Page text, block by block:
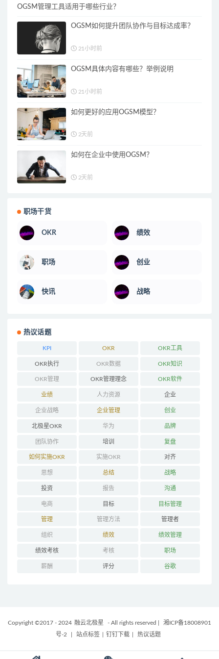
OGSM管理工具适用于哪些行业？
OGSM如何提升团队协作与目标达成率？
21小时前
OGSM具体内容有哪些？举例说明
21小时前
如何更好的应用OGSM模型？
2天前
如何在企业中使用OGSM？
2天前
职场干货
OKR 绩效
职场 创业
快讯 战略
热议话题
KPI OKR OKR工具
OKR执行 OKR数据 OKR知识
OKR管理 OKR管理理念 OKR软件
业绩 人力资源 企业
企业战略 企业管理 创业
北极星OKR 华为 品牌
团队协作 培训 复盘
如何实施OKR 实施OKR 对齐
思想 总结 战略
投资 报告 沟通
电商 目标 目标管理
管理 管理方法 管理者
组织 绩效 绩效管理
绩效考核 考核 职场
薪酬 评分 谷歌
Copyright ©2017 - 2024 融云北极星 - All rights reserved
湘ICP备18008901
号-2
站点标签 钉钉下载 热议话题